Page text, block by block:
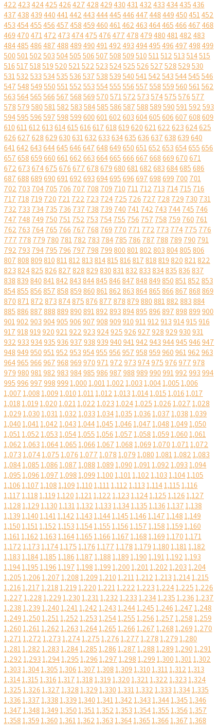
422423424425426427428429430431432433434435436
437438439440441442443444445446447448449450451452
453454455456457458459460461462463464465466467468
469470471472473474475476477478479480481482483
484485486487488489490491492493494495496497498499
500501502503504505506507508509510511512513514515
516517518519520521522523524525526527528529530
531532533534535536537538539540541542543544545546
547548549550551552553554555556557558559560561562
563564565566567568569570571572573574575576577
578579580581582583584585586587588589590591592593
594595596597598599600601602603604605606607608609
610611612613614615616617618619620621622623624625
626627628629630631632633634635636637638639640
641642643644645646647648649650651652653654655656
657658659660661662663664665666667668669670671
672673674675676677678679680681682683684685686
687688689690691692693694695696697698699 700 701
702 703 704705 706 707 708 709 710 711712 713 714715 716
717 718 719 720 721722 723 724725 726 727 728 729 730 731
732 733 734735 736 737 738 739 740 741742 743 744745 746
747 748 749 750 751752 753 754755 756 757 758 759 760 761
762 763 764765 766 767 768 769 770 771772 773 774775 776
777 778 779 780 781782 783 784785 786 787 788 789 790 791
792 793 794795 796 797 798 799800801802803804805806
807808809810811812813814815816817818819820821822
823824825826827828829830831832833834835836837
838839840841842843844845846847848849850851852853
854855856857858859860861862863864865866867868869
870871872873874875876877878879880881882883884
885886887888889890891892893894895896897898899900
901902903904905906907908909910911912913914915916
917918919920921922923924925926927928929930931
932933934935936937938939940941942943944945946947
948949950951952953954955956957958959960961962963
964965966967968969970971972973974975976977978
979980981982983984985986987988989990991992993994
9959969979989991,0001,0011,0021,0031,0041,0051,006
1,0071,0081,0091,0101,0111,0121,0131,0141,0151,0161,017
1,0181,0191,0201,0211,0221,0231,0241,0251,0261,0271,028
1,0291,0301,0311,0321,0331,0341,0351,0361,0371,0381,039
1,0401,0411,0421,0431,0441,0451,0461,0471,0481,0491,050
1,0511,0521,0531,0541,0551,0561,0571,0581,0591,0601,061
1,0621,0631,0641,0651,0661,0671,0681,0691,0701,0711,072
1,0731,0741,0751,0761,0771,0781,0791,0801,0811,0821,083
1,0841,0851,0861,0871,0881,0891,0901,0911,0921,0931,094
1,0951,0961,0971,0981,0991,1001,1011,1021,1031,1041,105
1,1061,1071,1081,1091,1101,1111,1121,1131,1141,1151,116
1,1171,1181,1191,1201,1211,1221,1231,1241,1251,1261,127
1,1281,1291,1301,1311,1321,1331,1341,1351,1361,1371,138
1,1391,1401,1411,1421,1431,1441,1451,1461,1471,1481,149
1,1501,1511,1521,1531,1541,1551,1561,1571,1581,1591,160
1,1611,1621,1631,1641,1651,1661,1671,1681,1691,1701,171
1,1721,1731,1741,1751,1761,1771,1781,1791,1801,1811,182
1,1831,1841,1851,1861,1871,1881,1891,1901,1911,1921,193
1,1941,1951,1961,1971,1981,1991,2001,2011,2021,2031,204
1,2051,2061,2071,2081,2091,2101,2111,2121,2131,2141,215
1,2161,2171,2181,2191,2201,2211,2221,2231,2241,2251,226
1,2271,2281,2291,2301,2311,2321,2331,2341,2351,2361,237
1,2381,2391,2401,2411,2421,2431,2441,2451,2461,2471,248
1,2491,2501,2511,2521,2531,2541,2551,2561,2571,2581,259
1,2601,2611,2621,2631,2641,2651,2661,2671,2681,2691,270
1,2711,2721,2731,2741,2751,2761,2771,2781,2791,280
1,2811,2821,2831,2841,2851,2861,2871,2881,2891,2901,291
1,2921,2931,2941,2951,2961,2971,2981,2991,3001,3011,302
1,3031,3041,3051,3061,3071,3081,3091,3101,3111,3121,313
1,3141,3151,3161,3171,3181,3191,3201,3211,3221,3231,324
1,3251,3261,3271,3281,3291,3301,3311,3321,3331,3341,335
1,3361,3371,3381,3391,3401,3411,3421,3431,3441,3451,346
1,3471,3481,3491,3501,3511,3521,3531,3541,3551,3561,357
1,3581,3591,3601,3611,3621,3631,3641,3651,3661,3671,368